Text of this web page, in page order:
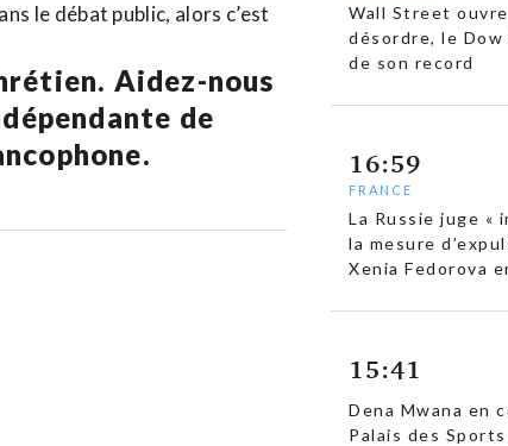
le débat public, alors c’est
Aidez-nous
de
Wall Street
désordre, le Dow
de son record
16:59
FRANCE
La Russie juge «
la mesure
Xenia Fedorova
15:41
Dena Mwana en
Palais des